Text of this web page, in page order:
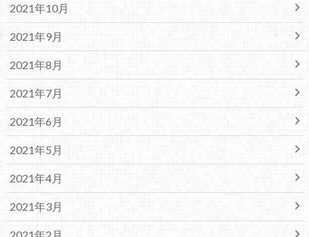
2021年10月
2021年9月
2021年8月
2021年7月
2021年6月
2021年5月
2021年4月
2021年3月